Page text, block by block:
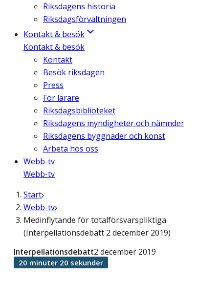
Riksdagens historia
Riksdagsförvaltningen
Kontakt & besök
Kontakt & besök
Kontakt
Besök riksdagen
Press
För lärare
Riksdagsbiblioteket
Riksdagens myndigheter och nämnder
Riksdagens byggnader och konst
Arbeta hos oss
Webb-tv
Webb-tv
Start
Webb-tv
Medinflytande för totalförsvarspliktiga
(Interpellationsdebatt 2 december 2019)
Interpellationsdebatt2 december 2019
20 minuter 20 sekunder